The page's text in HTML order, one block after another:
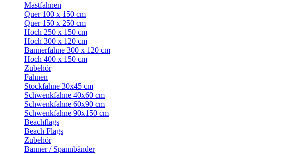
Mastfahnen
Quer 100 x 150 cm
Quer 150 x 250 cm
Hoch 250 x 150 cm
Hoch 300 x 120 cm
Bannerfahne 300 x 120 cm
Hoch 400 x 150 cm
Zubehör
Fahnen
Stockfahne 30x45 cm
Schwenkfahne 40x60 cm
Schwenkfahne 60x90 cm
Schwenkfahne 90x150 cm
Beachflags
Beach Flags
Zubehör
Banner / Spannbänder